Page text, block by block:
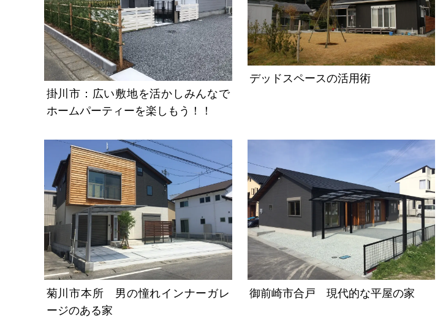
掛川市：広い敷地を活かしみんなで
ホームパーティーを楽しもう！！
デッドスペースの活用術
菊川市本所 男の憧れインナーガレ
ージのある家
御前崎市合戸 現代的な平屋の家